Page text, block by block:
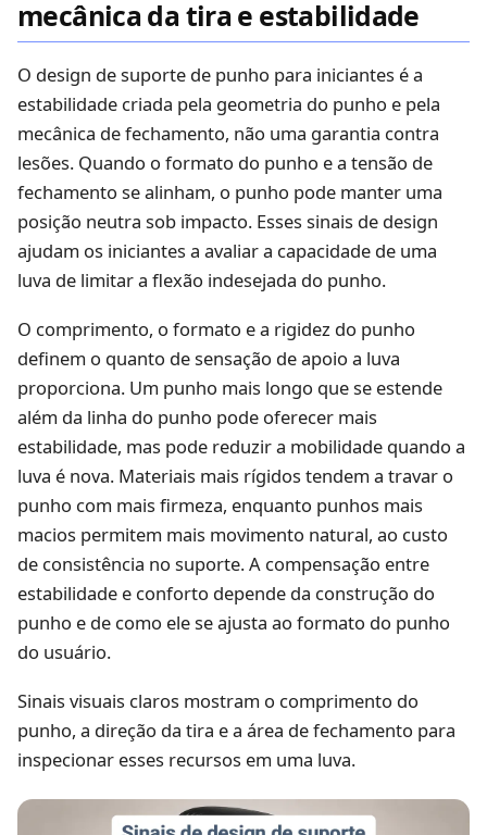
mecânica da tira e estabilidade
O design de suporte de punho para iniciantes é a
estabilidade criada pela geometria do punho e pela
mecânica de fechamento, não uma garantia contra
lesões. Quando o formato do punho e a tensão de
fechamento se alinham, o punho pode manter uma
posição neutra sob impacto. Esses sinais de design
ajudam os iniciantes a avaliar a capacidade de uma
luva de limitar a flexão indesejada do punho.
O comprimento, o formato e a rigidez do punho
definem o quanto de sensação de apoio a luva
proporciona. Um punho mais longo que se estende
além da linha do punho pode oferecer mais
estabilidade, mas pode reduzir a mobilidade quando a
luva é nova. Materiais mais rígidos tendem a travar o
punho com mais firmeza, enquanto punhos mais
macios permitem mais movimento natural, ao custo
de consistência no suporte. A compensação entre
estabilidade e conforto depende da construção do
punho e de como ele se ajusta ao formato do punho
do usuário.
Sinais visuais claros mostram o comprimento do
punho, a direção da tira e a área de fechamento para
inspecionar esses recursos em uma luva.